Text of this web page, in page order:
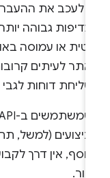
לעכב את ההעברה
גבוהה
או עמוסה
לעיתים קרובות,
דוחות לגבי
(למשל,
אין דרך לקבוע